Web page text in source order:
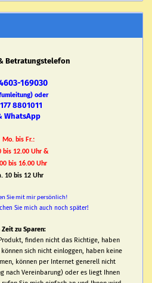
Betratungstelefon
169030
oder
8801011
WhatsApp
Mo. bis Fr.:
bis 12.00 Uhr &
bis 16.00 Uhr
10 bis 12 Uhr
Sie mit mir persönlich!
Sie mich auch noch später!
Zeit zu Sparen:
finden nicht das Richtige, haben
sich nicht einloggen, haben keine
können per Internet generell nicht
nach Vereinbarung) oder es liegt Ihnen